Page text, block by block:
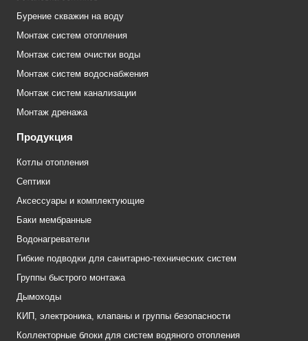
Бурение скважин на воду
Монтаж систем отопления
Монтаж систем очистки воды
Монтаж систем водоснабжения
Монтаж систем канализации
Монтаж дренажа
Продукция
Котлы отопления
Септики
Аксессуары и комплектующие
Баки мембранные
Водонагреватели
Гибкие подводки для санитарно-технических систем
Группы быстрого монтажа
Дымоходы
КИП, электроника, клапаны и группы безопасности
Коллекторные блоки для систем водяного отопления